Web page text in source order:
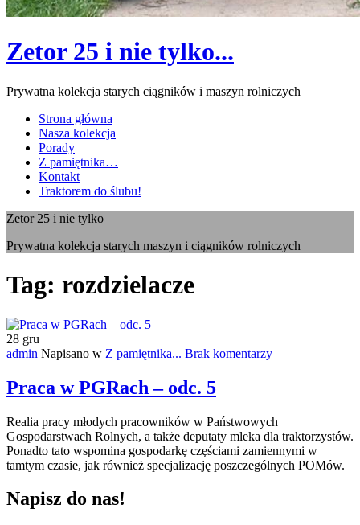
Zetor 25 i nie tylko...
Prywatna kolekcja starych ciągników i maszyn rolniczych
Strona główna
Nasza kolekcja
Porady
Z pamiętnika…
Kontakt
Traktorem do ślubu!
Zetor 25 i nie tylko
Prywatna kolekcja starych maszyn i ciągników rolniczych
Tag: rozdzielacze
28 gru
admin Napisano w Z pamiętnika... Brak komentarzy
Praca w PGRach – odc. 5
Realia pracy młodych pracowników w Państwowych
Gospodarstwach Rolnych, a także deputaty mleka dla traktorzystów.
Ponadto tato wspomina gospodarkę częściami zamiennymi w
tamtym czasie, jak również specjalizację poszczególnych POMów.
Napisz do nas!